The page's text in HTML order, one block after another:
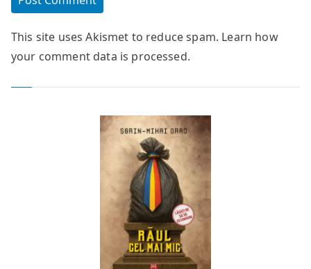
This site uses Akismet to reduce spam. Learn how
your comment data is processed.